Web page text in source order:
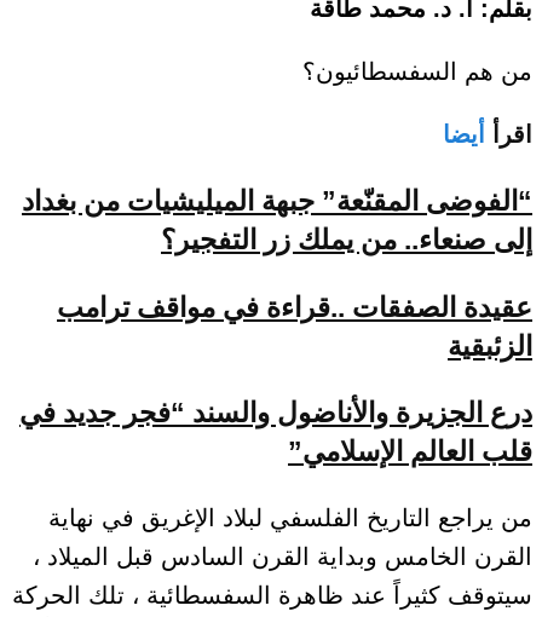
بقلم: أ. د. محمد طاقة
من هم السفسطائيون؟
اقرأ أيضا
“الفوضى المقنّعة” جبهة الميليشيات من بغداد
إلى صنعاء.. من يملك زر التفجير؟
عقيدة الصفقات ..قراءة في مواقف ترامب
الزئبقية
درع الجزيرة والأناضول والسند “فجر جديد في
قلب العالم الإسلامي”
من يراجع التاريخ الفلسفي لبلاد الإغريق في نهاية
القرن الخامس وبداية القرن السادس قبل الميلاد ،
سيتوقف كثيراً عند ظاهرة السفسطائية ، تلك الحركة